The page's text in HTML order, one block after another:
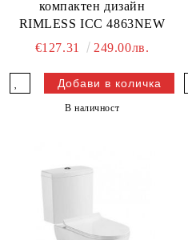
компактен дизайн
RIMLESS ICC 4863NEW
€127.31
249.00лв.
В наличност